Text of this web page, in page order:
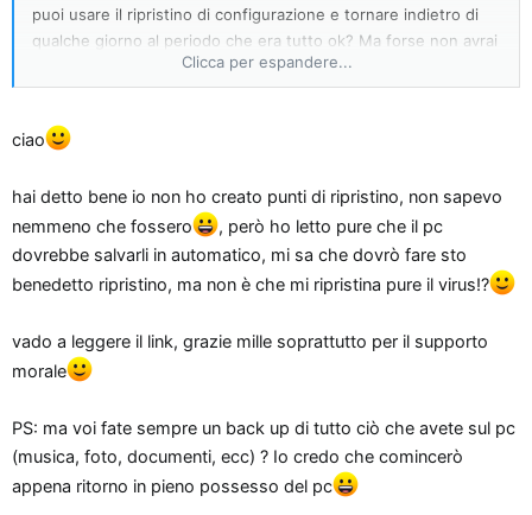
puoi usare il ripristino di configurazione e tornare indietro di
qualche giorno al periodo che era tutto ok? Ma forse non avrai
creato punti di ripristino mi sa....uhm.
Pannello di controllo---&gt;barra delle applicazioni hai già
Non so anche in proprietà del desktop ci farei un giro.
esempio leggi qui:
http://www.megalab.it/forum/viewtopic.php?t=32345
Clicca per espandere...
ciao
hai detto bene io non ho creato punti di ripristino, non sapevo
nemmeno che fossero
, però ho letto pure che il pc
dovrebbe salvarli in automatico, mi sa che dovrò fare sto
benedetto ripristino, ma non è che mi ripristina pure il virus!?
vado a leggere il link, grazie mille soprattutto per il supporto
morale
PS: ma voi fate sempre un back up di tutto ciò che avete sul pc
(musica, foto, documenti, ecc) ? Io credo che comincerò
appena ritorno in pieno possesso del pc